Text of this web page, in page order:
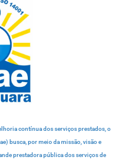
contínua dos serviços prestados, o
busca, por meio da missão, visão e
prestadora pública dos serviços de